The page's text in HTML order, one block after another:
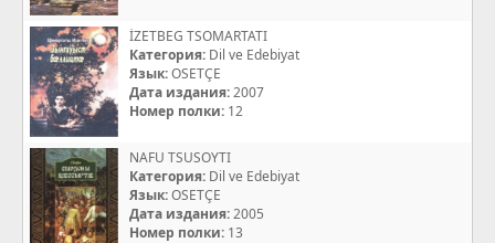
İZETBEG TSOMARTATI
Категория: Dil ve Edebiyat
Язык:OSETÇE
Дата издания:2007
Номер полки: 12
NAFU TSUSOYTI
Категория: Dil ve Edebiyat
Язык:OSETÇE
Дата издания:2005
Номер полки: 13